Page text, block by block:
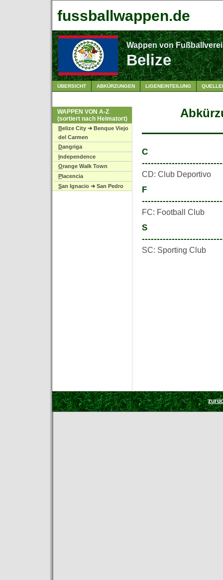
fussballwappen.de
Wappen von
Belize
ÜBERSICHT ABKÜRZUNGEN LIGENEINTEILUNG
WAPPEN VON A-Z
(sortiert nach Heimatort)
Belize City ➔ Benque Viejo
del Carmen
Dangriga
Independence
Orange Walk Town
Placencia
San Ignacio ➔ San Pedro
C
CD: Club Deportivo
F
FC: Football Club
S
SC: Sporting Club